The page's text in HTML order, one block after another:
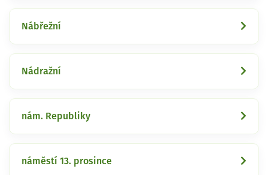
Nábřežní
Nádražní
nám. Republiky
náměstí 13. prosince